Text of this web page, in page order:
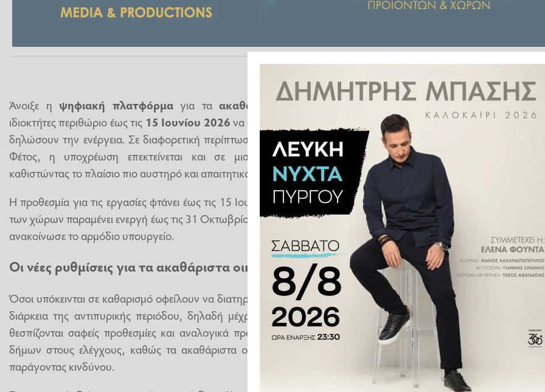
Άνοιξε ηψηφιακή πλατφόρμαγια ταακαθάριστα οικόπεδα, δίνοντας στους
ιδιοκτήτες περιθώριο έως τις 15 Ιουνίου 2026να ολοκληρώσουν τον καθαρισμό και να
δηλώσουν την ενέργεια. Σε διαφορετική περίπτωση, προβλέπονται αυστηρά πρόστιμα.
Φέτος, η υποχρέωση επεκτείνεται και σε μισθωτές, χρήστες και επικαρπωτές,
καθιστώντας το πλαίσιο πιο αυστηρό και απαιτητικό.
Η προθεσμία για τις εργασίες φτάνει έως τις 15 Ιουνίου, ενώ η υποχρέωση συντήρησης
των χώρων παραμένει ενεργή έως τις 31 Οκτωβρίου, σύμφωνα με τις νέες ρυθμίσεις που
ανακοίνωσε το αρμόδιο υπουργείο.
Οι νέες ρυθμίσεις για τα ακαθάριστα οικόπεδα
Όσοι υπόκεινται σε καθαρισμό οφείλουν να διατηρούν τα οικόπεδα καθαρά καθ’ όλη τη
διάρκεια της αντιπυρικής περιόδου, δηλαδή μέχρι το τέλος Οκτωβρίου. Παράλληλα,
θεσπίζονται σαφείς προθεσμίες και αναλογικά πρόστιμα, ενώ ενισχύεται ο ρόλος των
δήμων στους ελέγχους, καθώς τα ακαθάριστα οικόπεδα θεωρούνται πλέον κρίσιμος
παράγοντας κινδύνου.